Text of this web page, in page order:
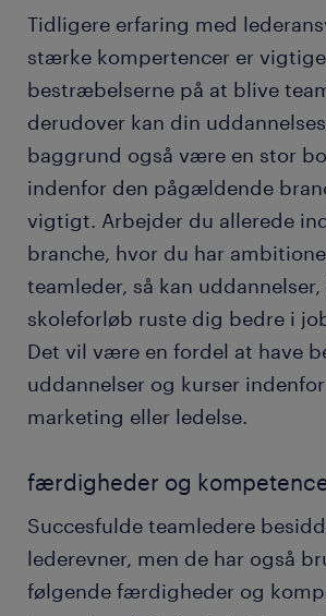
Tidligere erfaring med
stærke kompertencer er
bestræbelserne på at blive
derudover kan din
baggrund også være en stor
indenfor den pågældende
vigtigt. Arbejder du allerede
branche, hvor du har
teamleder, så kan
skoleforløb ruste dig bedre i
Det vil være en fordel at have
uddannelser og kurser
marketing eller ledelse.
færdigheder og
Succesfulde teamledere
lederevner, men de har også
følgende færdigheder og